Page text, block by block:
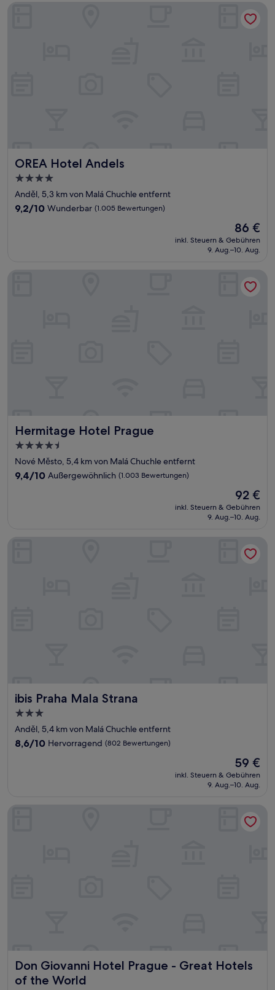
OREA Hotel Andels
OREA Hotel Andels
4.0-
Sterne-
Unterkunft
Anděl, 5,3 km von Malá Chuchle entfernt
9.2
9,2/10 Wunderbar (1.005 Bewertungen)
Der
Preis
beträgt
86 €
inkl. Steuern & Gebühren
9. Aug.–10. Aug.
Hermitage Hotel Prague
Hermitage Hotel Prague
4.5-
Sterne-
Unterkunft
Nové Město, 5,4 km von Malá Chuchle entfernt
9.4
9,4/10 Außergewöhnlich (1.003 Bewertungen)
Der
Preis
beträgt
92 €
inkl. Steuern & Gebühren
9. Aug.–10. Aug.
Hermitage Hotel Prague
ibis Praha Mala Strana
ibis Praha Mala Strana
3.0-
Sterne-
Unterkunft
Anděl, 5,4 km von Malá Chuchle entfernt
8.6
8,6/10 Hervorragend (802 Bewertungen)
Der
Preis
beträgt
59 €
inkl. Steuern & Gebühren
9. Aug.–10. Aug.
Don Giovanni Hotel Prague - Great Hotels
of the World
Don Giovanni Hotel Prague - Great Hotels of the World
Don Giovanni Hotel Prague - Great Hotels of the World